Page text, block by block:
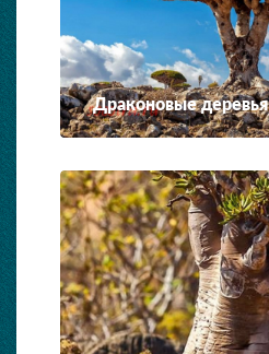
Драконовые деревья